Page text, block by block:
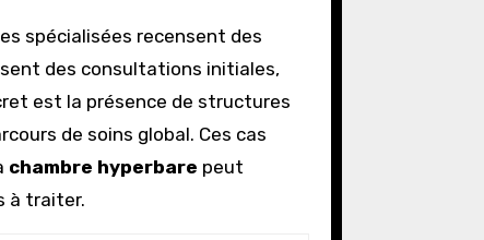
spécialisées recensent des
des consultations initiales,
est la présence de structures
de soins global. Ces cas
chambre hyperbare peut
à traiter.